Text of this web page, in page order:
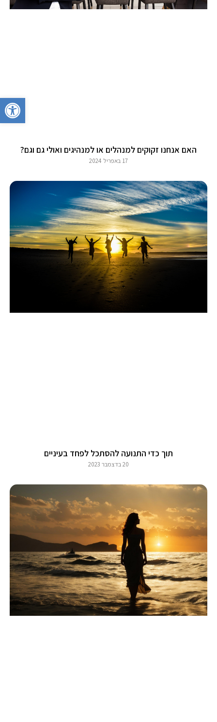
האם אנחנו זקוקים למנהלים או למנהיגים ואולי גם וגם?
17 באפריל 2024
תוך כדי התנועה להסתכל לפחד בעיניים
20 בדצמבר 2023
פתח